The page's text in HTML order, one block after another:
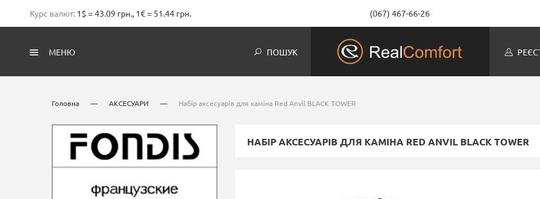
Курс валют: 1$ = 43.09 грн., 1€ = 51.44 грн. (067) 467-66-26
МЕНЮ ПОШУК
Головна — АКСЕСУАРИ — Набір аксесуарів для каміна Red Anvil BLACK TOWER
НАБІР АКСЕСУАРІВ ДЛЯ КАМІНА RED ANVIL BLACK TOWER